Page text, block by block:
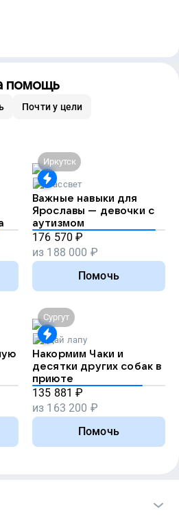
помощь
Почти у цели
Иркутск
Рассвет
Важные навыки для
Ярославы — девочки с
аутизмом
176 570 ₽
из 188 000 ₽
Помочь
Сургут
Дай лапу
Накормим Чаки и
десятки других собак в
приюте
135 881 ₽
из 163 200 ₽
Помочь